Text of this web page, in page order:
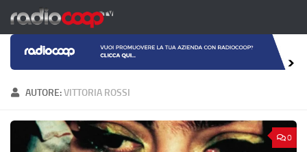
Salta al contenuto
AUTORE:VITTORIA ROSSI
0